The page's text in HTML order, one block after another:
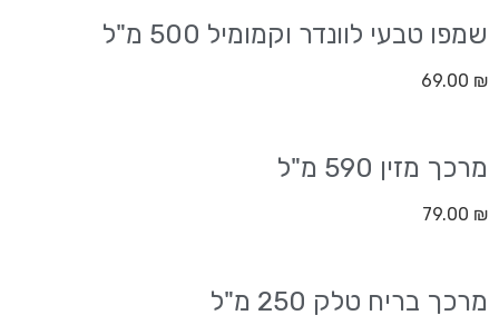
שמפו טבעי לוונדר וקמומיל 500 מ"ל
69.00 ₪
מרכך מזין 590 מ"ל
79.00 ₪
מרכך בריח טלק 250 מ"ל